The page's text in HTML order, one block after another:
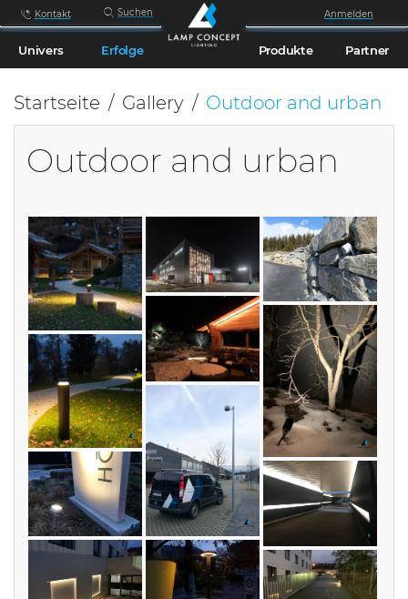
Kontakt Suchen Anmelden
Univers Erfolge Produkte Partner
Startseite Gallery Outdoor and urban
Outdoor and urban